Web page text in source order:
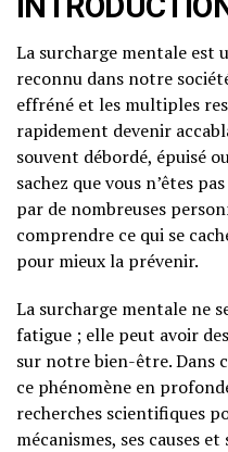
La surcharge mentale est
reconnu dans notre
effréné et les multiples
rapidement devenir
souvent débordé, épuisé
sachez que vous n’êtes
par de nombreuses
comprendre ce qui se
pour mieux la prévenir.
La surcharge mentale ne
fatigue ; elle peut avoir
sur notre bien-être. Dans
ce phénomène en
recherches scientifiques
mécanismes, ses causes